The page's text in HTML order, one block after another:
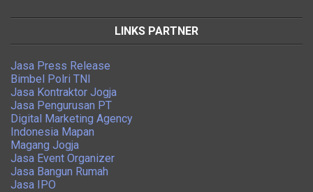
LINKS PARTNER
Jasa Press Release
Bimbel Polri TNI
Jasa Kontraktor Jogja
Jasa Pengurusan PT
Digital Marketing Agency
Indonesia Mapan
Magang Jogja
Jasa Event Organizer
Jasa Bangun Rumah
Jasa IPO